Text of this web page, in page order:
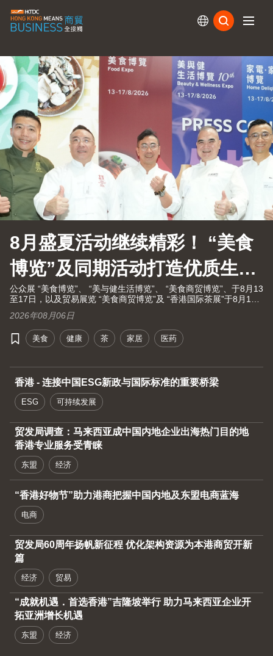
8月盛夏活动继续精彩！ “美食
博览”及同期活动打造优质生活
大健康之旅！
公众展 “美食博览”、 “美与健生活博览”、 “美食商贸博览”、于8月13
至17日，以及贸易展览 “美食商贸博览”及 “香港国际茶展”于8月13
人士及持票公众进场。由现代化中医药国际协会联同香港贸发局及
十大科研机构携手举办的国际现代化中医药及健康产品会议（中医
药会议）亦于8月13至15日举行。
2026年08月06日
美食 健康 茶 家居 医药
香港 - 连接中国ESG新政与国际标准的重要桥梁
ESG 可持续发展
贸发局调查：马来西亚成中国内地企业出海热门目的地
香港专业服务受青睐
东盟 经济
“香港好物节”助力港商把握中国内地及东盟电商蓝海
电商
贸发局60周年扬帆新征程 优化架构资源为本港商贸开新
篇
经济 贸易
“成就机遇．首选香港”吉隆坡举行 助力马来西亚企业开
拓亚洲增长机遇
东盟 经济